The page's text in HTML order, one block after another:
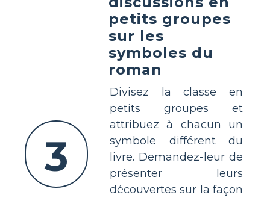
3
petits groupes
sur les
symboles du
roman
Divisez la classe en
petits groupes et
attribuez à chacun un
symbole différent du
livre. Demandez-leur de
présenter leurs
découvertes sur la façon